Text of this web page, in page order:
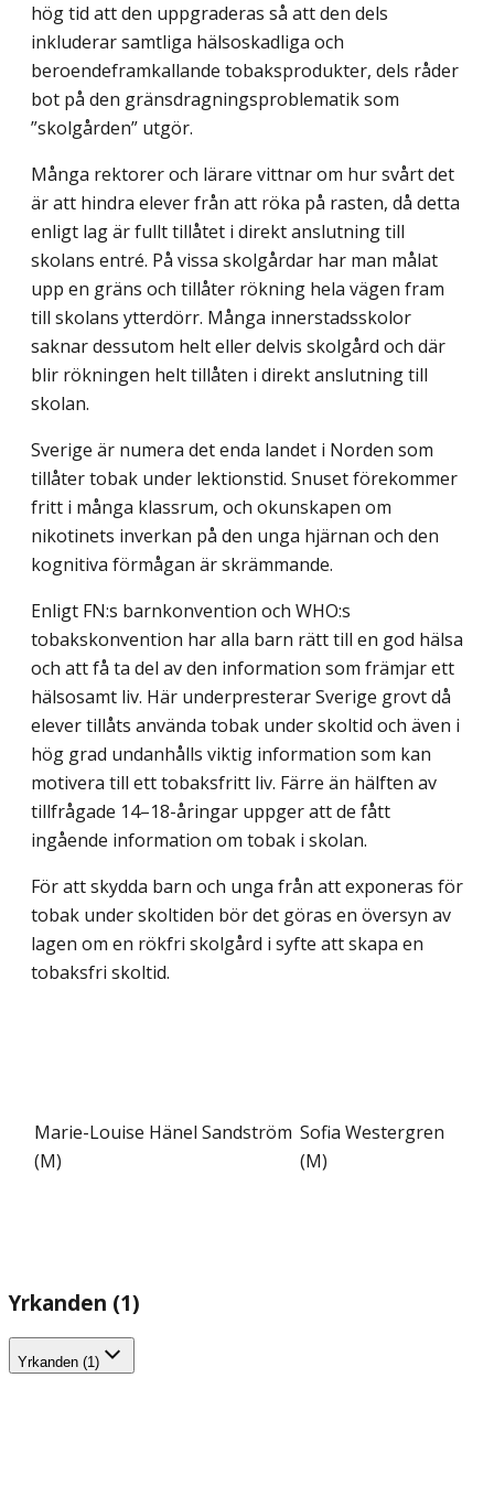
hög tid att den uppgraderas så att den dels
inkluderar samtliga hälsoskadliga och
beroendeframkallande tobaksprodukter, dels råder
bot på den gränsdragningsproblematik som
”skolgården” utgör.
Många rektorer och lärare vittnar om hur svårt det
är att hindra elever från att röka på rasten, då detta
enligt lag är fullt tillåtet i direkt anslutning till
skolans entré. På vissa skolgårdar har man målat
upp en gräns och tillåter rökning hela vägen fram
till skolans ytterdörr. Många innerstadsskolor
saknar dessutom helt eller delvis skolgård och där
blir rökningen helt tillåten i direkt anslutning till
skolan.
Sverige är numera det enda landet i Norden som
tillåter tobak under lektionstid. Snuset förekommer
fritt i många klassrum, och okunskapen om
nikotinets inverkan på den unga hjärnan och den
kognitiva förmågan är skrämmande.
Enligt FN:s barnkonvention och WHO:s
tobakskonvention har alla barn rätt till en god hälsa
och att få ta del av den information som främjar ett
hälsosamt liv. Här underpresterar Sverige grovt då
elever tillåts använda tobak under skoltid och även i
hög grad undanhålls viktig information som kan
motivera till ett tobaksfritt liv. Färre än hälften av
tillfrågade 14–18-åringar uppger att de fått
ingående information om tobak i skolan.
För att skydda barn och unga från att exponeras för
tobak under skoltiden bör det göras en översyn av
lagen om en rökfri skolgård i syfte att skapa en
tobaksfri skoltid.
Marie-Louise Hänel Sandström
(M)
Sofia Westergren
(M)
Yrkanden (1)
Yrkanden (1)